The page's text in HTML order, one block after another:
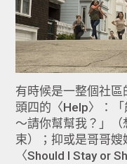
有時候是一整個社
頭四的〈Help〉：
～請你幫幫我？」
束）；抑或是哥哥
〈Should I Stay or